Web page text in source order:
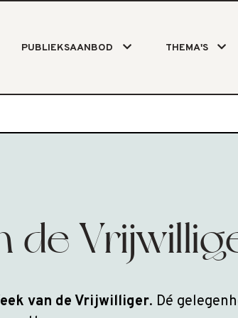
PUBLIEKSAANBOD THEMA'S
de
van de Vrijwilliger. Dé